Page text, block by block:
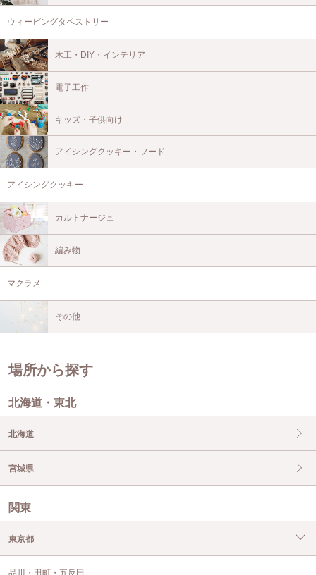
ウィービングタペストリー
木工・DIY・インテリア
電子工作
キッズ・子供向け
アイシングクッキー・フード
アイシングクッキー
カルトナージュ
編み物
マクラメ
その他
場所から探す
北海道・東北
北海道
宮城県
関東
東京都